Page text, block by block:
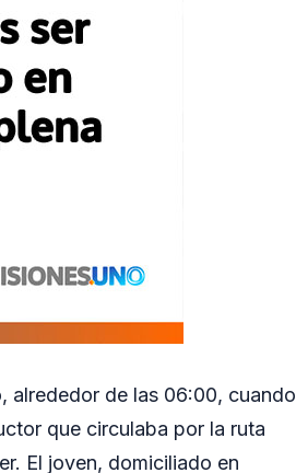
alrededor de las 06:00, cuando
que circulaba por la ruta
El joven, domiciliado en